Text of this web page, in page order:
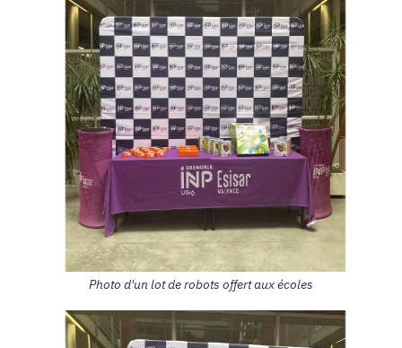
Photo d'un lot de robots offert aux écoles